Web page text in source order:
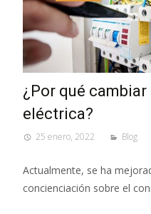
¿Por qué
eléctrica?
25 enero, 2022 Blog
Actualmente, se ha
concienciación sobre el